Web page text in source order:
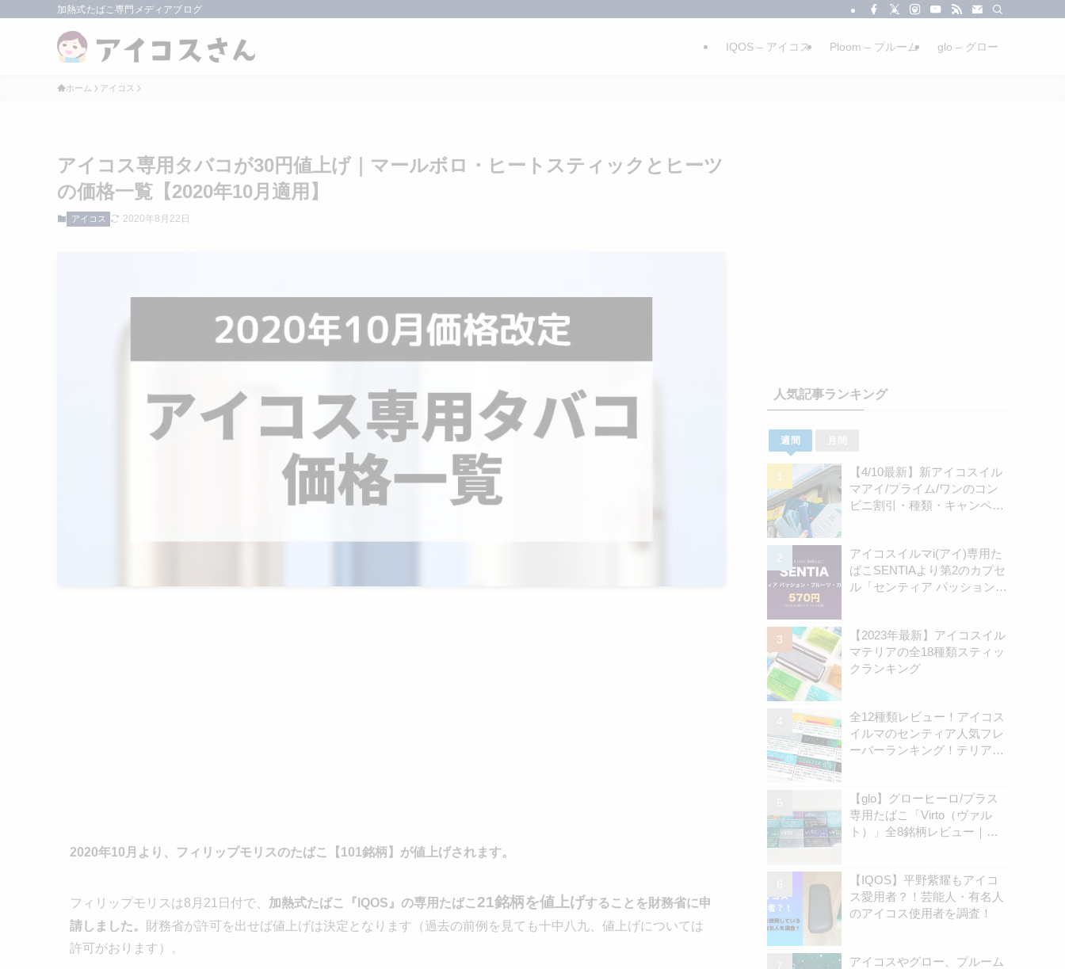
加熱式たばこ専門メディアブログ
IQOS – アイコス Ploom – プルーム glo – グロー
ホーム アイコス
アイコス専用タバコが30円値上げ｜マールボロ・ヒートスティックとヒーツ
の価格一覧【2020年10月適用】
アイコス 2020年8月22日
2020年10月より、フィリップモリスのたばこ【101銘柄】が値上げされます。
フィリップモリスは8月21日付で、 加熱式たばこ『IQOS』の専用たばこ 21銘柄を値上げすることを財務省に申
請しました。
財務省が許可を出せば値上げは決定となります（過去の前例を見ても十中八九、値上げについては
許可がおります）。
人気記事ランキング
週間
【4/10最新】新アイコスイル
マアイ/プライム/ワンのコン
ビニ割引・種類・キャンペー
アイコスイルマi(アイ)専用た
ばこSENTIAより第2のカプセ
ル「センティア パッション・
柄 | アイコスさん
【2023年最新】アイコスイル
マテリアの全18種類スティッ
クランキング
全12種類レビュー！アイコス
イルマのセンティア人気フレ
ーバーランキング！テリアと
【glo】グローヒーロ/プラス
専用たばこ「Virto（ヴァル
ト）」全8銘柄レビュー｜お
【IQOS】平野紫耀もアイコ
ス愛用者？！芸能人・有名人
のアイコス使用者を調査！
アイコスやグロー、プルーム